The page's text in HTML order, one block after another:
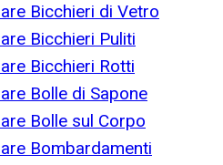
Bicchieri di Vetro
Bicchieri Puliti
Bicchieri Rotti
Bolle di Sapone
Bolle sul Corpo
Bombardamenti